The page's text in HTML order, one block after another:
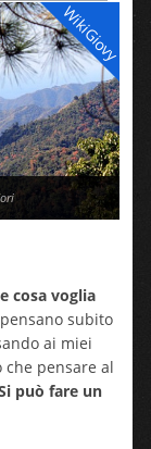
WikiGiovy
cosa voglia
subito
ai miei
che pensare al
può fare un